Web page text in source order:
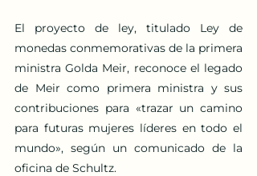
El proyecto de ley, titulado Ley de
monedas conmemorativas de la primera
ministra Golda Meir, reconoce el legado
de Meir como primera ministra y sus
contribuciones para «trazar un camino
para futuras mujeres líderes en todo el
mundo», según un comunicado de la
oficina de Schultz.